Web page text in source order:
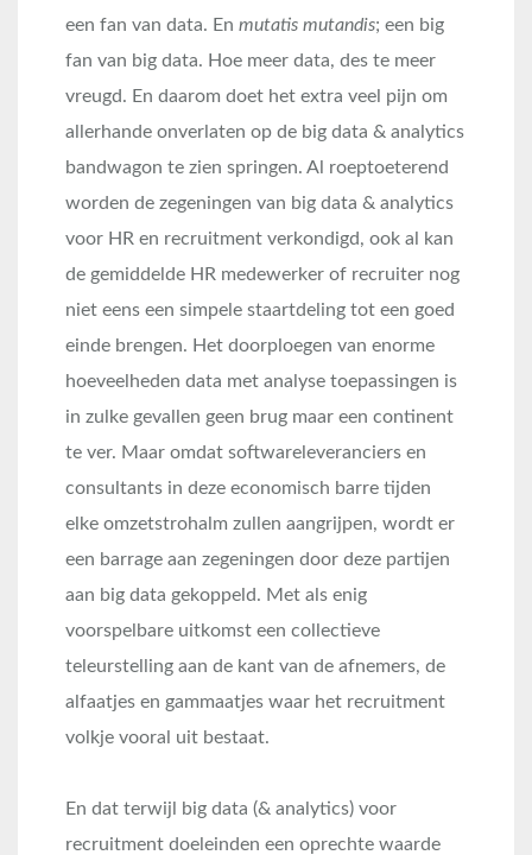
een fan van data. En mutatis mutandis; een big
fan van big data. Hoe meer data, des te meer
vreugd. En daarom doet het extra veel pijn om
allerhande onverlaten op de big data & analytics
bandwagon te zien springen. Al roeptoeterend
worden de zegeningen van big data & analytics
voor HR en recruitment verkondigd, ook al kan
de gemiddelde HR medewerker of recruiter nog
niet eens een simpele staartdeling tot een goed
einde brengen. Het doorploegen van enorme
hoeveelheden data met analyse toepassingen is
in zulke gevallen geen brug maar een continent
te ver. Maar omdat softwareleveranciers en
consultants in deze economisch barre tijden
elke omzetstrohalm zullen aangrijpen, wordt er
een barrage aan zegeningen door deze partijen
aan big data gekoppeld. Met als enig
voorspelbare uitkomst een collectieve
teleurstelling aan de kant van de afnemers, de
alfaatjes en gammaatjes waar het recruitment
volkje vooral uit bestaat.
En dat terwijl big data (& analytics) voor
recruitment doeleinden een oprechte waarde